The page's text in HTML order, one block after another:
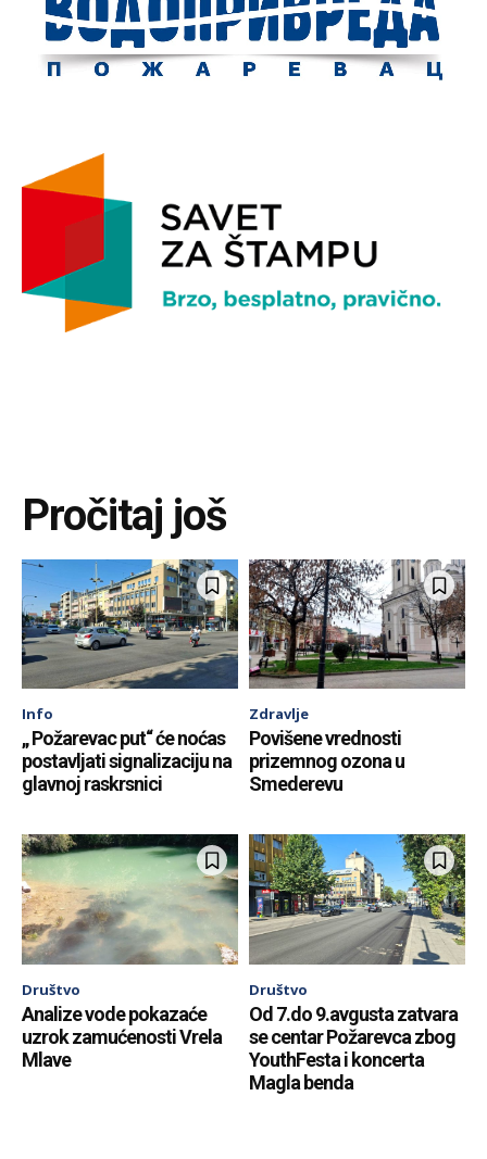
Pročitaj još
Info
„ Požarevac put“ će noćas
postavljati signalizaciju na
glavnoj raskrsnici
Zdravlje
Povišene vrednosti
prizemnog ozona u
Smederevu
Društvo
Analize vode pokazaće
uzrok zamućenosti Vrela
Mlave
Društvo
Od 7.do 9.avgusta zatvara
se centar Požarevca zbog
YouthFesta i koncerta
Magla benda